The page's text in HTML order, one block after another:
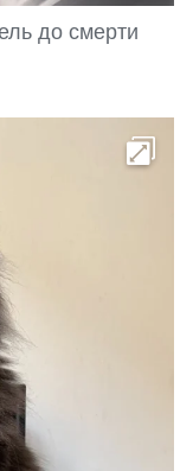
до смерти